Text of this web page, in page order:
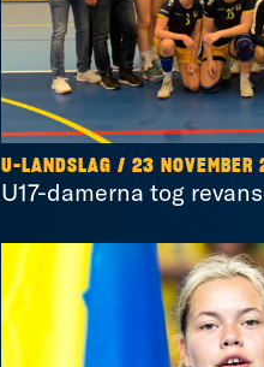
U-LANDSLAG / 23 NOVEMBER
U17-damerna tog